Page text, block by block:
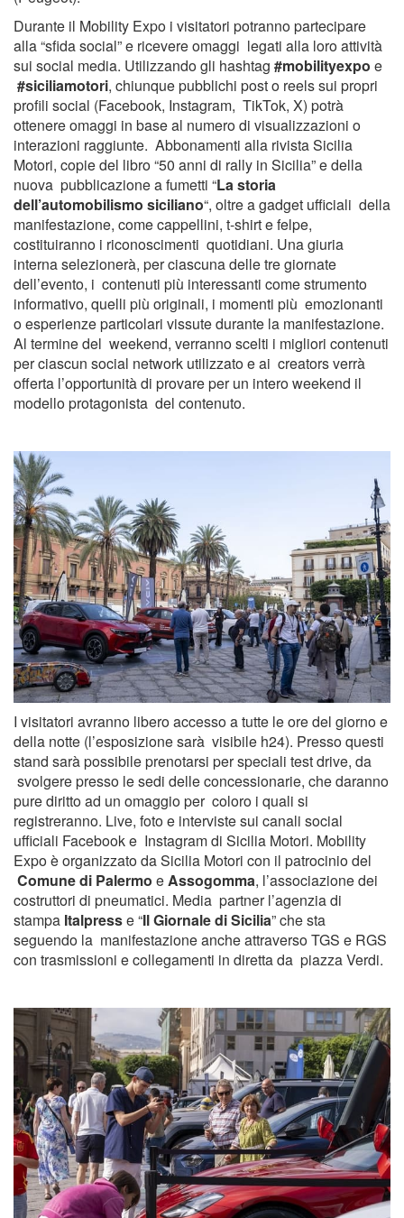
Durante il Mobility Expo i visitatori potranno partecipare
alla “sfida social” e ricevere omaggi legati alla loro attività
sui social media. Utilizzando gli hashtag #mobilityexpo e
#siciliamotori, chiunque pubblichi post o reels sui propri
profili social (Facebook, Instagram, TikTok, X) potrà
ottenere omaggi in base al numero di visualizzazioni o
interazioni raggiunte. Abbonamenti alla rivista Sicilia
Motori, copie del libro “50 anni di rally in Sicilia” e della
nuova pubblicazione a fumetti “La storia
dell’automobilismo siciliano“, oltre a gadget ufficiali della
manifestazione, come cappellini, t-shirt e felpe,
costituiranno i riconoscimenti quotidiani. Una giuria
interna selezionerà, per ciascuna delle tre giornate
dell’evento, i contenuti più interessanti come strumento
informativo, quelli più originali, i momenti più emozionanti
o esperienze particolari vissute durante la manifestazione.
Al termine del weekend, verranno scelti i migliori contenuti
per ciascun social network utilizzato e ai creators verrà
offerta l’opportunità di provare per un intero weekend il
modello protagonista del contenuto.
I visitatori avranno libero accesso a tutte le ore del giorno e
della notte (l’esposizione sarà visibile h24). Presso questi
stand sarà possibile prenotarsi per speciali test drive, da
svolgere presso le sedi delle concessionarie, che daranno
pure diritto ad un omaggio per coloro i quali si
registreranno. Live, foto e interviste sui canali social
ufficiali Facebook e Instagram di Sicilia Motori. Mobility
Expo è organizzato da Sicilia Motori con il patrocinio del
Comune di Palermo eAssogomma, l’associazione dei
costruttori di pneumatici. Media partner l’agenzia di
stampa Italpresse “Il Giornale di Sicilia” che sta
seguendo la manifestazione anche attraverso TGS e RGS
con trasmissioni e collegamenti in diretta da piazza Verdi.